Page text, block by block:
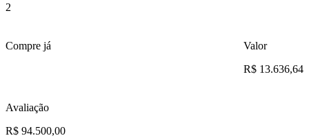
2
Compre já
Valor
R$ 13.636,64
Avaliação
R$ 94.500,00